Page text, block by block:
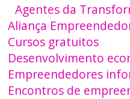
Agentes da
Aliança
Cursos gratuitos
Desenvolvimento
Empreendedores
Encontros de